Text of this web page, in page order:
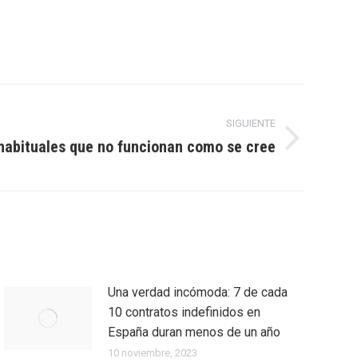
SIGUIENTE
que no funcionan como se cree
Una verdad incómoda: 7 de cada
10 contratos indefinidos en
España duran menos de un año
10 noviembre, 2023